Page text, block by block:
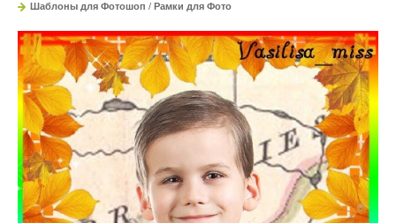
Шаблоны для Фотошоп / Рамки для Фото